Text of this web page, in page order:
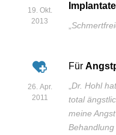
19. Okt.
2013
Implantate
„
26. Apr.
2011
Für
Dr. Hohl
total
meine